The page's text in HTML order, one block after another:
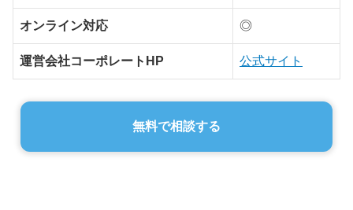
オンライン対応 ◎
運営会社コーポレートHP 公式サイト
無料で相談する